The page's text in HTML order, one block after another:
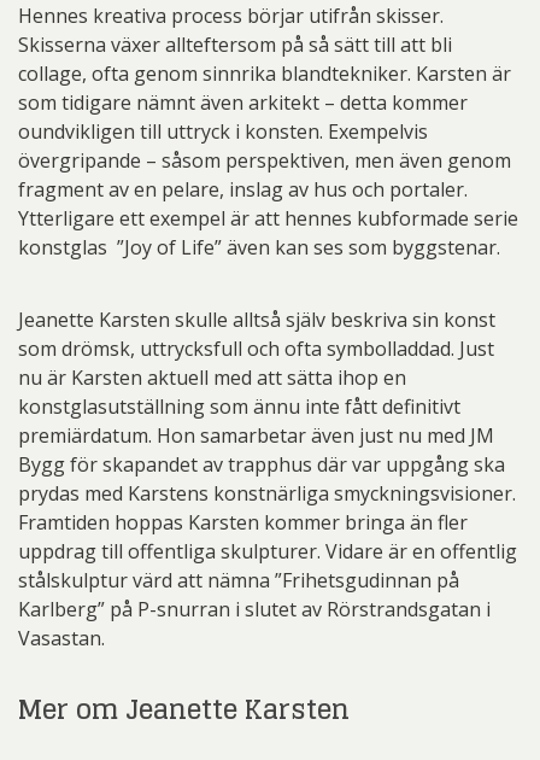
Hennes kreativa process börjar utifrån skisser.
Skisserna växer allteftersom på så sätt till att bli
collage, ofta genom sinnrika blandtekniker. Karsten är
som tidigare nämnt även arkitekt – detta kommer
oundvikligen till uttryck i konsten. Exempelvis
övergripande – såsom perspektiven, men även genom
fragment av en pelare, inslag av hus och portaler.
Ytterligare ett exempel är att hennes kubformade serie
konstglas ”Joy of Life” även kan ses som byggstenar.
Jeanette Karsten skulle alltså själv beskriva sin konst
som drömsk, uttrycksfull och ofta symbolladdad. Just
nu är Karsten aktuell med att sätta ihop en
konstglasutställning som ännu inte fått definitivt
premiärdatum. Hon samarbetar även just nu med JM
Bygg för skapandet av trapphus där var uppgång ska
prydas med Karstens konstnärliga smyckningsvisioner.
Framtiden hoppas Karsten kommer bringa än fler
uppdrag till offentliga skulpturer. Vidare är en offentlig
stålskulptur värd att nämna ”Frihetsgudinnan på
Karlberg” på P-snurran i slutet av Rörstrandsgatan i
Vasastan.
Mer om Jeanette Karsten